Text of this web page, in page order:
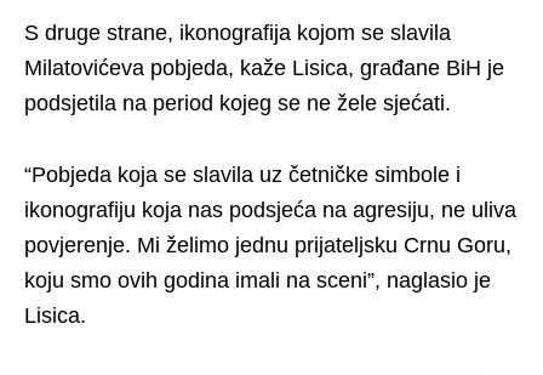
S druge strane, ikonografija kojom se slavila
Milatovićeva pobjeda, kaže Lisica, građane BiH je
podsjetila na period kojeg se ne žele sjećati.
“Pobjeda koja se slavila uz četničke simbole i
ikonografiju koja nas podsjeća na agresiju, ne uliva
povjerenje. Mi želimo jednu prijateljsku Crnu Goru,
koju smo ovih godina imali na sceni”, naglasio je
Lisica.